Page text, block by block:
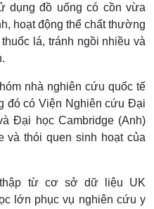
dụng đồ uống có cồn vừa
hoạt động thể chất thường
lá, tránh ngồi nhiều và
nhà nghiên cứu quốc tế
đó có Viện Nghiên cứu Đại
Đại học Cambridge (Anh)
và thói quen sinh hoạt của
từ cơ sở dữ liệu UK
lớn phục vụ nghiên cứu y